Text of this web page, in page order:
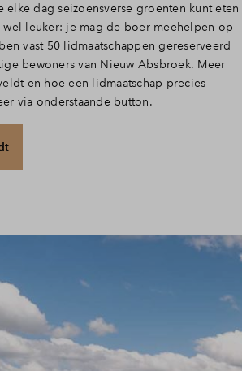
elke dag seizoensverse groenten kunt eten
wel leuker: je mag de boer meehelpen op
vast 50 lidmaatschappen gereserveerd
bewoners van Nieuw Absbroek. Meer
en hoe een lidmaatschap precies
via onderstaande button.